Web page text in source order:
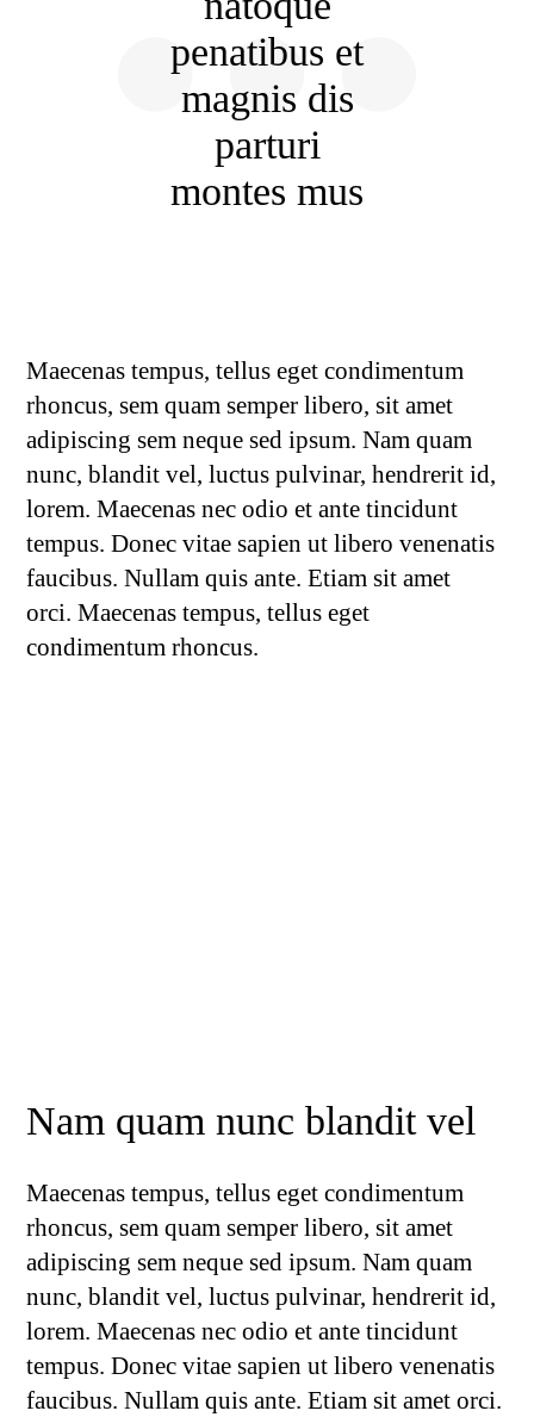
penatibus et
magnis dis
parturi
montes mus
Maecenas tempus, tellus eget condimentum
rhoncus, sem quam semper libero, sit amet
adipiscing sem neque sed ipsum. Nam quam
nunc, blandit vel, luctus pulvinar, hendrerit id,
lorem. Maecenas nec odio et ante tincidunt
tempus. Donec vitae sapien ut libero venenatis
faucibus. Nullam quis ante. Etiam sit amet
orci. Maecenas tempus, tellus eget
condimentum rhoncus.
Nam quam nunc blandit vel
Maecenas tempus, tellus eget condimentum
rhoncus, sem quam semper libero, sit amet
adipiscing sem neque sed ipsum. Nam quam
nunc, blandit vel, luctus pulvinar, hendrerit id,
lorem. Maecenas nec odio et ante tincidunt
tempus. Donec vitae sapien ut libero venenatis
faucibus. Nullam quis ante. Etiam sit amet orci.